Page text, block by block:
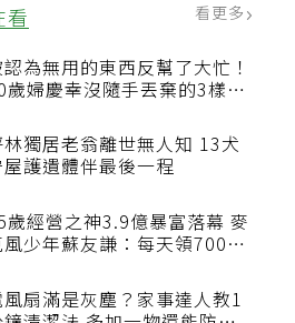
看
認為無用的東西反幫了大忙！
歲婦慶幸沒隨手丟棄的3樣物
林獨居老翁離世無人知 13犬
屋護遺體伴最後一程
歲經營之神3.9億暴富落幕 麥
風少年蘇友謙：每天領700元
風扇滿是灰塵？家事達人教1